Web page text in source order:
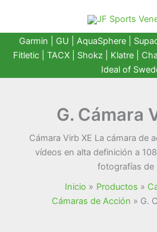
contenido
Garmin GU AquaSphere|
Fitletic
TACX Shokz Klatre
Ideal of
G. Cámara
Cámara Virb XE La cámara de
vídeos en alta definición a
fotografías
Inicio
Productos
Cámaras de Acción
G.